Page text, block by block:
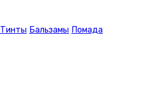
Тинты Бальзамы Помада